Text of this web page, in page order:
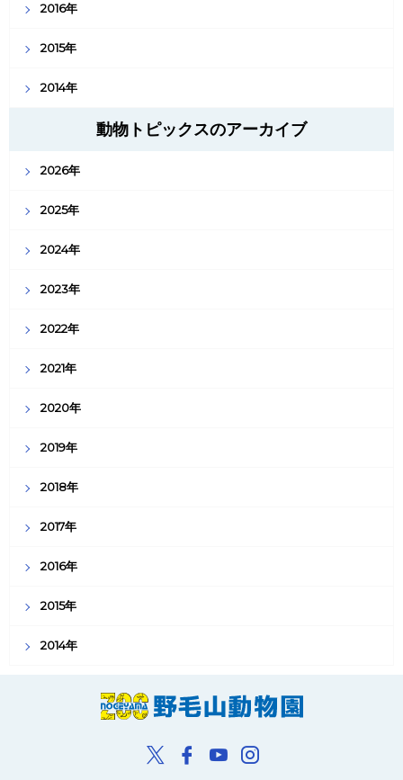
2016年
2015年
2014年
動物トピックスのアーカイブ
2026年
2025年
2024年
2023年
2022年
2021年
2020年
2019年
2018年
2017年
2016年
2015年
2014年